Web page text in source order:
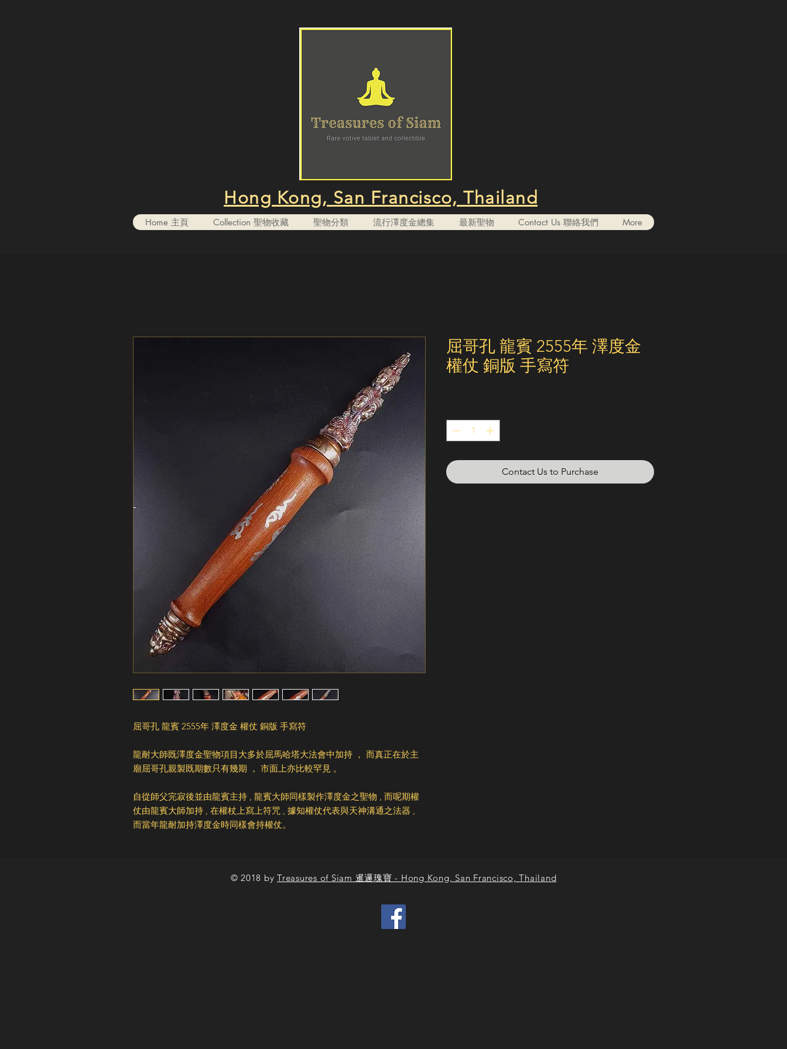
Hong Kong, San Francisco, Thailand
Home 主頁 Collection 聖物收藏 聖物分類 流行澤度金總集 最新聖物 Contact Us 聯絡我們 More
屈哥孔 龍賓 2555年 澤度金 權仗 銅版 手寫符
龍耐大師既澤度金聖物項目大多於屈馬哈塔大法會中加持 ， 而真正在於主
廟屈哥孔親製既期數只有幾期 ， 市面上亦比較罕見 。
自從師父完寂後並由龍賓主持 , 龍賓大師同樣製作澤度金之聖物 , 而呢期權
仗由龍賓大師加持 , 在權杖上寫上符咒 , 據知權仗代表與天神溝通之法器 ,
而當年龍耐加持澤度金時同樣會持權仗。
屈哥孔 龍賓 2555年 澤度金
權仗 銅版 手寫符
Contact Us to Purchase
© 2018 by Treasures of Siam 暹邏瑰寶 - Hong Kong, San Francisco, Thailand